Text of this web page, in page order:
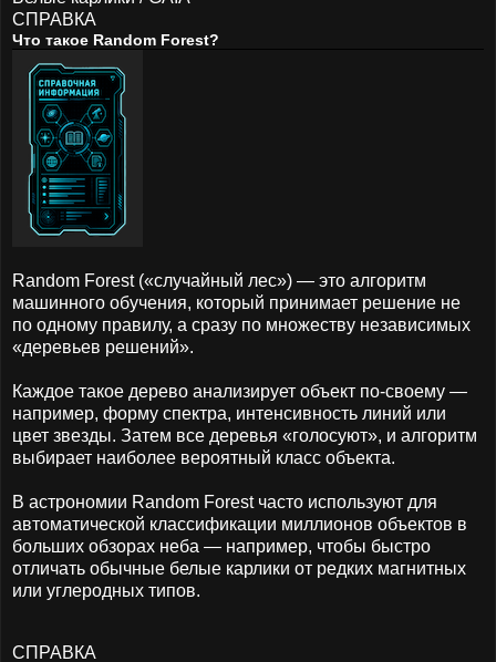
СПРАВКА
Что такое Random Forest?
Random Forest («случайный лес») — это алгоритм
машинного обучения, который принимает решение не
по одному правилу, а сразу по множеству независимых
«деревьев решений».
Каждое такое дерево анализирует объект по-своему —
например, форму спектра, интенсивность линий или
цвет звезды. Затем все деревья «голосуют», и алгоритм
выбирает наиболее вероятный класс объекта.
В астрономии Random Forest часто используют для
автоматической классификации миллионов объектов в
больших обзорах неба — например, чтобы быстро
отличать обычные белые карлики от редких магнитных
или углеродных типов.
СПРАВКА